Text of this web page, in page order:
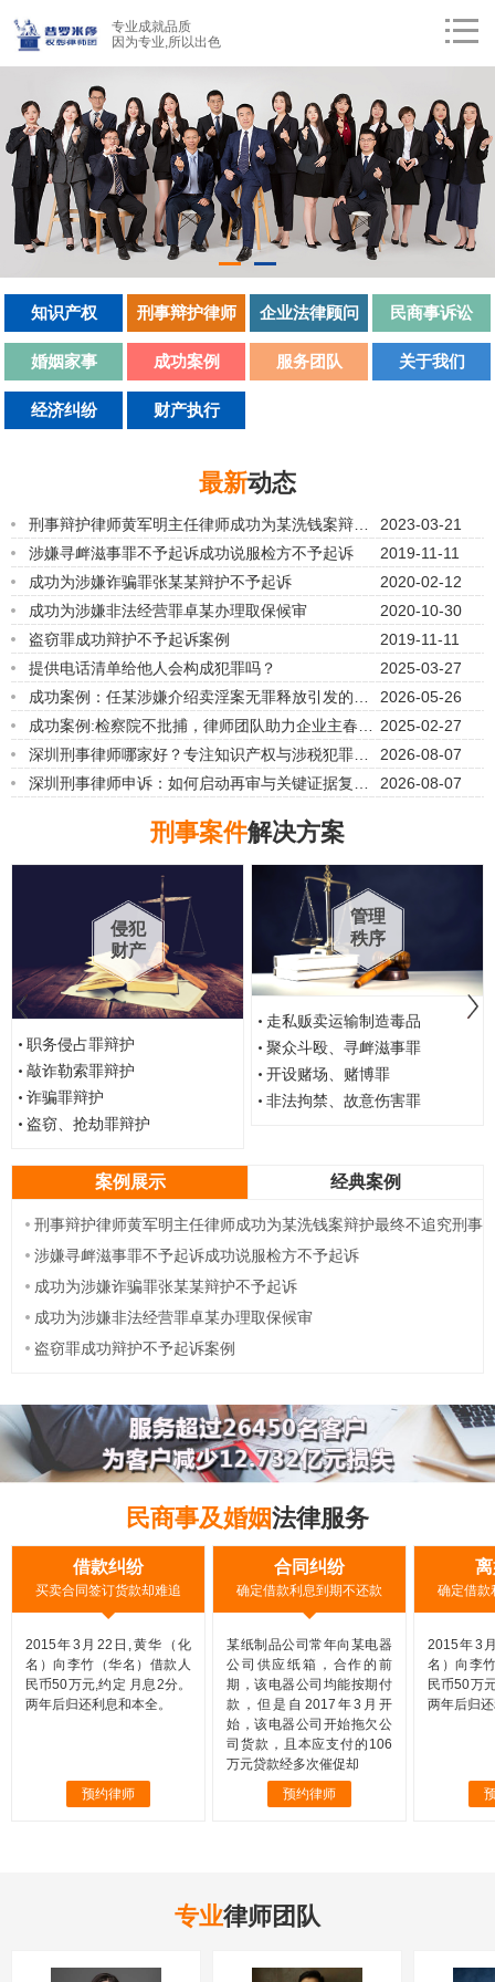
专业成就品质
因为专业,所以出色
知识产权 刑事辩护律师 企业法律顾问 民商事诉讼
婚姻家事 成功案例 服务团队 关于我们
经济纠纷 财产执行
最新动态
2023-03-21
刑事辩护律师黄军明主任律师成功为某洗钱案辩护
最终不追究刑事责任
2019-11-11
涉嫌寻衅滋事罪不予起诉成功说服检方不予起诉
2020-02-12
成功为涉嫌诈骗罪张某某辩护不予起诉
2020-10-30
成功为涉嫌非法经营罪卓某办理取保候审
2019-11-11
盗窃罪成功辩护不予起诉案例
2025-03-27
提供电话清单给他人会构成犯罪吗？
2026-05-26
成功案例：任某涉嫌介绍卖淫案无罪释放引发的争
议
2025-02-27
成功案例:检察院不批捕，律师团队助力企业主春节
前获释
2026-08-07
深圳刑事律师哪家好？专注知识产权与涉税犯罪辩
护
2026-08-07
深圳刑事律师申诉：如何启动再审与关键证据复
刑事案件解决方案
侵犯
财产
职务侵占罪辩护
敲诈勒索罪辩护
诈骗罪辩护
盗窃、抢劫罪辩护
管理
秩序
走私贩卖运输制造毒品
聚众斗殴、寻衅滋事罪
开设赌场、赌博罪
非法拘禁、故意伤害罪
案例展示 经典案例
刑事辩护律师黄军明主任律师成功为某洗钱案辩护最终不追究刑事
责任
涉嫌寻衅滋事罪不予起诉成功说服检方不予起诉
成功为涉嫌诈骗罪张某某辩护不予起诉
成功为涉嫌非法经营罪卓某办理取保候审
盗窃罪成功辩护不予起诉案例
民商事及婚姻法律服务
借款纠纷
买卖合同签订货款却难追
2015年3月22日,黄华（化
名）向李竹（华名）借款人
民币50万元,约定 月息2分。
两年后归还利息和本全。
预约律师
合同纠纷
确定借款利息到期不还款
某纸制品公司常年向某电器
公司供应纸箱，合作的前
期，该电器公司均能按期付
款，但是自2017年3月开
始，该电器公司开始拖欠公
司货款，且本应支付的106
万元贷款经多次催促却
预约律师
确定借款
2015年3
名）向李
民币50万
两年后归
专业律师团队